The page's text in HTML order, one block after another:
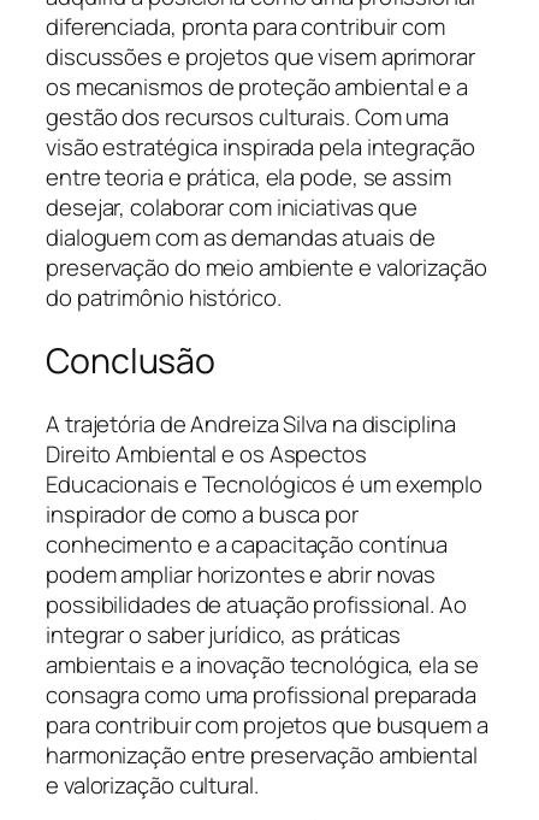
diferenciada, pronta para contribuir com
discussões e projetos que visem aprimorar
os mecanismos de proteção ambiental e a
gestão dos recursos culturais. Com uma
visão estratégica inspirada pela integração
entre teoria e prática, ela pode, se assim
desejar, colaborar com iniciativas que
dialoguem com as demandas atuais de
preservação do meio ambiente e valorização
do patrimônio histórico.
Conclusão
A trajetória de Andreiza Silva na disciplina
Direito Ambiental e os Aspectos
Educacionais e Tecnológicos é um exemplo
inspirador de como a busca por
conhecimento e a capacitação contínua
podem ampliar horizontes e abrir novas
possibilidades de atuação profissional. Ao
integrar o saber jurídico, as práticas
ambientais e a inovação tecnológica, ela se
consagra como uma profissional preparada
para contribuir com projetos que busquem a
harmonização entre preservação ambiental
e valorização cultural.